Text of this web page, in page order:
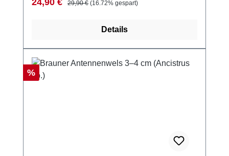
24,90 € 29,90 € (16.72% gespart)
Details
Rabatt
%